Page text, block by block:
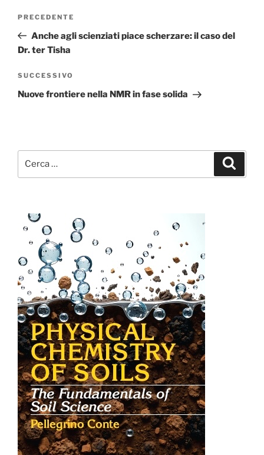
Articolo
precedente:
PRECEDENTE
Anche agli scienziati piace scherzare: il caso del
Dr. ter Tisha
Articolo
successivo
SUCCESSIVO
Nuove frontiere nella NMR in fase solida